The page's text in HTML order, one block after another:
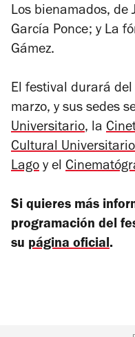
Los bienamados, de
García Ponce; y La
Gámez.
El festival durará
marzo, y sus sedes
Universitario, la
Cultural
Lago y el
Si quieres más
programación del
su página oficial.